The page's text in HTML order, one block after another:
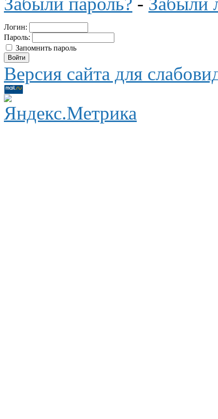
Логин:
Пароль:
Запомнить пароль
Версия сайта для